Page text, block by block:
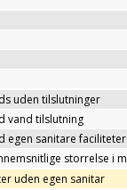
uden tilslutninger
vand tilslutning
egen sanitare faciliteter
storrelse i
uden egen sanitar